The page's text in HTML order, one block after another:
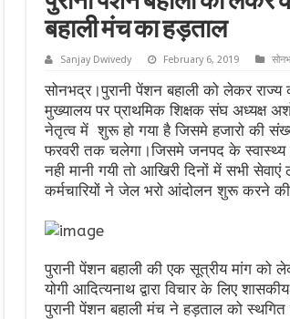
बहाली मंच का हड़ताल
Sanjay Dwivedy February 6, 2019
सोनभद्र।पुरानी पेंशन बहाली को लेकर
मुख्यालय पर प्राथमिक शिक्षक संघ अध्यक्ष
नेतृत्व में शुरू हो गया है जिसमे हजारो की
फरवरी तक चलेगा।जिसमे जनपद के
नही मानी गयी तो आखिरी दिनों में सभी सेवाएं
कर्मचारियों ने जेल भरो आंदोलन शुरू करने की
पुरानी पेंशन बहाली की एक सूत्रीय मांग
योगी आदित्यनाथ द्वारा विचार के लिए
पुरानी पेंशन बहाली मंच ने हड़ताल को स्थगित